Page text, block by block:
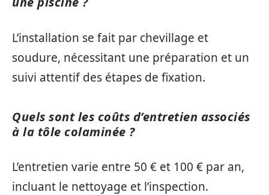
L’installation se fait par chevillage et
soudure, nécessitant une préparation et un
suivi attentif des étapes de fixation.
Quels sont les coûts d’entretien associés
à la tôle colaminée ?
L’entretien varie entre 50 € et 100 € par an,
incluant le nettoyage et l’inspection.